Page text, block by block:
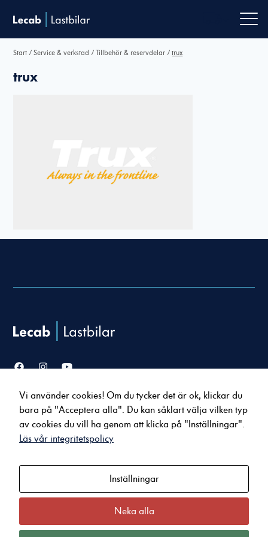
Start /Service & verkstad /Tillbehör & reservdelar /trux
trux
Försäljning
Lastbilar
Bussar
Service & verkstad
Serviceavtal
Tillbehör & reservdelar
Nyheter
Kvalitet och miljö
Kontakt
Karlstad
Arvika
Kristinehamn
Vi använder cookies! Om du tycker det är ok, klickar du
bara på "Acceptera alla". Du kan såklart välja vilken typ
av cookies du vill ha genom att klicka på "Inställningar".
Läs vår integritetspolicy
Inställningar
Neka alla
Dessa cookies
går inte att
välja bort. De
behövs för att
ska fungera.
Statistik
kunna